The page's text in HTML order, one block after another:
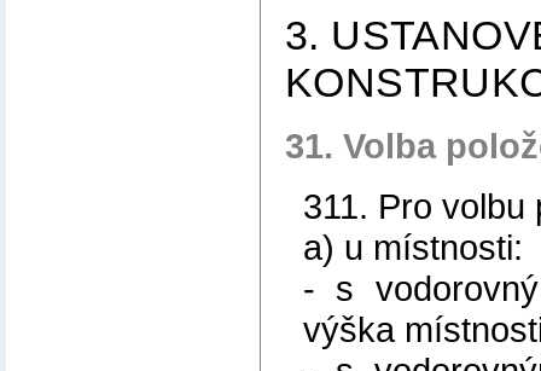
3.
31. Volba
311. Pro
a) u místnosti:
- s
výška